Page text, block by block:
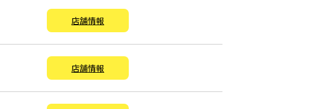
店舗情報
店舗情報